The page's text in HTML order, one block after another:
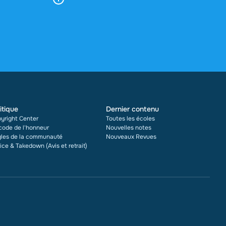
Center
de l'honneur
de la communauté
& Takedown (Avis et retrait)
Dernier contenu
Toutes les écoles
Nouvelles notes
Nouveaux Revues